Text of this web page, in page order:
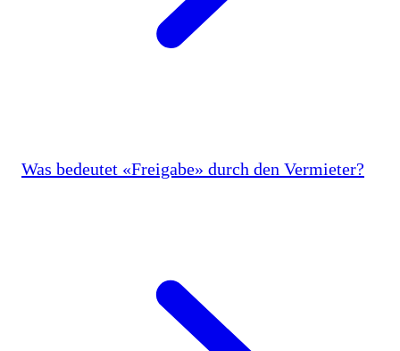
Was bedeutet «Freigabe» durch den Vermieter?